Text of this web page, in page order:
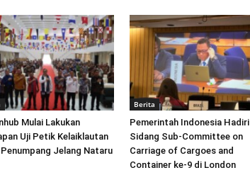
Mulai Lakukan
Uji Petik Kelaiklautan
Penumpang Jelang Nataru
Berita
Pemerintah Indonesia Hadiri
Sidang Sub-Committee on
Carriage of Cargoes and
Container ke-9 di London